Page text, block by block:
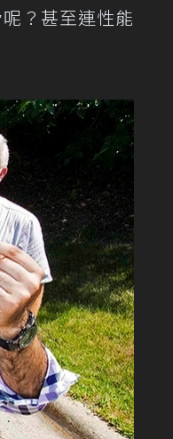
？甚至連性能